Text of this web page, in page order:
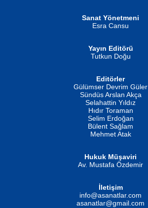
İSMAİL OKUTAN
Erkeklerin Kahrolması Ne Demektir
Evvel Zaman Tanrıçası...
Sanat Yönetmeni
Esra Cansu
Yayın Editörü
Tutkun Doğu
Editörler
Gülümser Devrim Güler
Sündüs Arslan Akça
Selahattin Yıldız
Hıdır Toraman
Selim Erdoğan
Bülent Sağlam
Mehmet Atak
Hukuk Müşaviri
Av. Mustafa Özdemir
İletişim
info@asanatlar.com
asanatlar@gmail.com